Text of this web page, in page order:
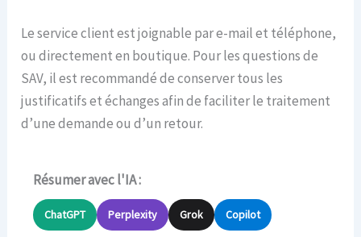
Le service client est joignable par e-mail et téléphone,
ou directement en boutique. Pour les questions de
SAV, il est recommandé de conserver tous les
justificatifs et échanges afin de faciliter le traitement
d’une demande ou d’un retour.
Résumer avec l'IA :
ChatGPT Perplexity Grok Copilot